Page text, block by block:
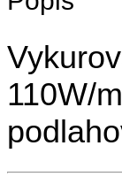
110W/